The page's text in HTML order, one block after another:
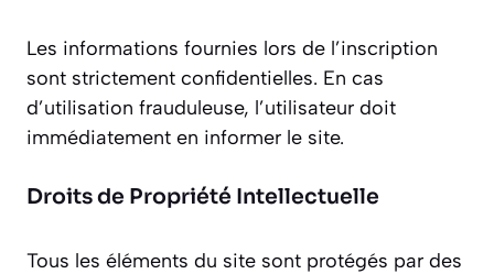
Les informations fournies lors de l’inscription
sont strictement confidentielles. En cas
d’utilisation frauduleuse, l’utilisateur doit
immédiatement en informer le site.
Droits de Propriété Intellectuelle
Tous les éléments du site sont protégés par des